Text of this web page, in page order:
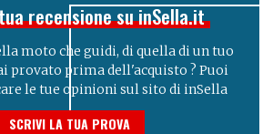
recensione su inSella.it
moto che guidi, di quella di un tuo
provato prima dell'acquisto ? Puoi
le tue opinioni sul sito di inSella
SCRIVI LA TUA PROVA